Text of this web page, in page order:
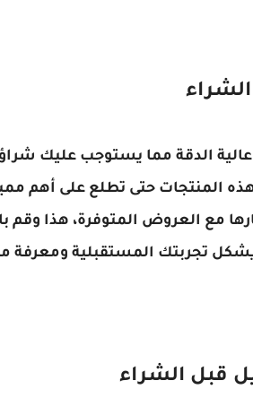
عالية الدقة مما يستوجب عليك
المنتجات حتى تطلع على أهم
مع العروض المتوفرة، هذا وقم
تجربتك المستقبلية ومعرفة
قبل الشراء